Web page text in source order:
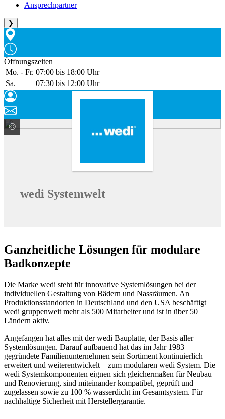
Ansprechpartner
❯
Öffnungszeiten
Mo. - Fr. 07:00 bis 18:00 Uhr
Sa.
07:30 bis 12:00 Uhr
© ARDEX GmbH
wedi Systemwelt
Ganzheitliche Lösungen für modulare
Badkonzepte
Die Marke wedi steht für innovative Systemlösungen bei der
individuellen Gestaltung von Bädern und Nassräumen. An
Produktionsstandorten in Deutschland und den USA beschäftigt
wedi gruppenweit mehr als 500 Mitarbeiter und ist in über 50
Ländern aktiv.
Angefangen hat alles mit der wedi Bauplatte, der Basis aller
Systemlösungen. Darauf aufbauend hat das im Jahr 1983
gegründete Familienunternehmen sein Sortiment kontinuierlich
erweitert und weiterentwickelt – zum modularen wedi System. Die
wedi Systemkomponenten eignen sich gleichermaßen für Neubau
und Renovierung, sind miteinander kompatibel, geprüft und
zugelassen sowie zu 100 % wasserdicht im Gesamtsystem. Für
nachhaltige Sicherheit mit Herstellergarantie.